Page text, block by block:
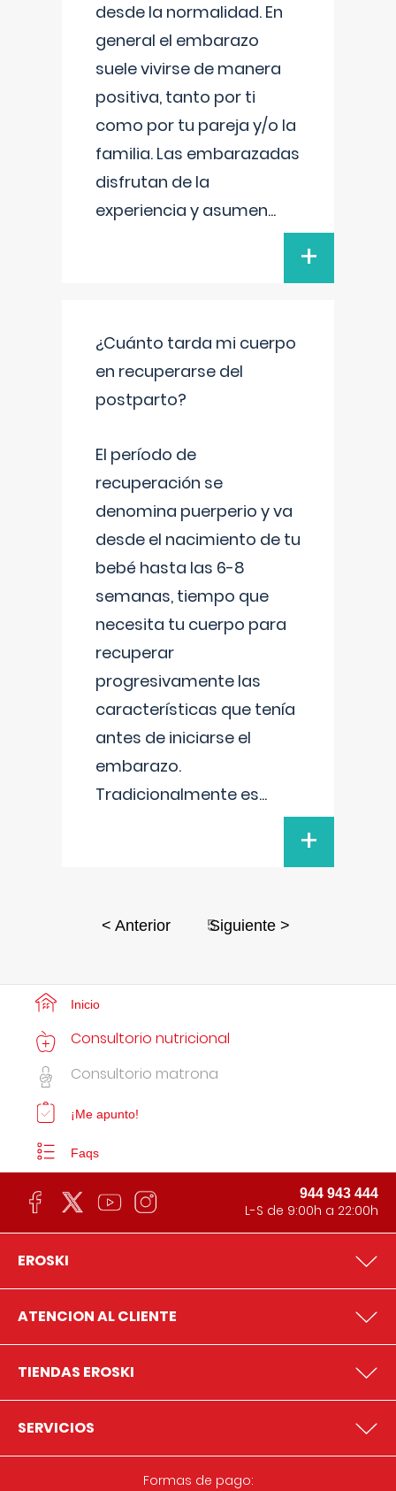
desde la normalidad. En
general el embarazo
suele vivirse de manera
positiva, tanto por ti
como por tu pareja y/o la
familia. Las embarazadas
disfrutan de la
experiencia y asumen...
+
¿Cuánto tarda mi cuerpo
en recuperarse del
postparto?
El período de
recuperación se
denomina puerperio y va
desde el nacimiento de tu
bebé hasta las 6-8
semanas, tiempo que
necesita tu cuerpo para
recuperar
progresivamente las
características que tenía
antes de iniciarse el
embarazo.
Tradicionalmente es...
+
< Anterior 5
Siguiente >
Inicio
Consultorio nutricional
Consultorio matrona
¡Me apunto!
Faqs
944 943 444
L-S de 9:00h a 22:00h
EROSKI
ATENCION AL CLIENTE
TIENDAS EROSKI
SERVICIOS
Formas de pago: